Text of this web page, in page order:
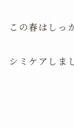
この春はしっ
シミケアしま